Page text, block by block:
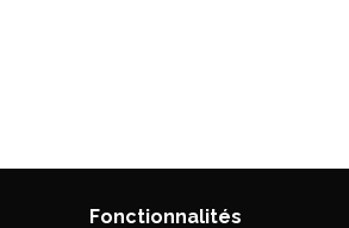
Fonctionnalités